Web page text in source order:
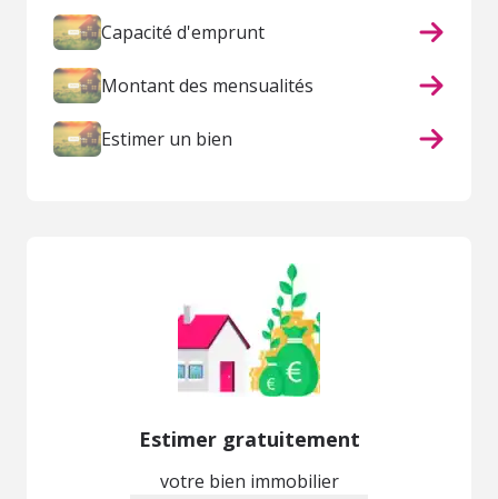
Capacité d'emprunt
Montant des mensualités
Estimer un bien
Estimer gratuitement
votre bien immobilier